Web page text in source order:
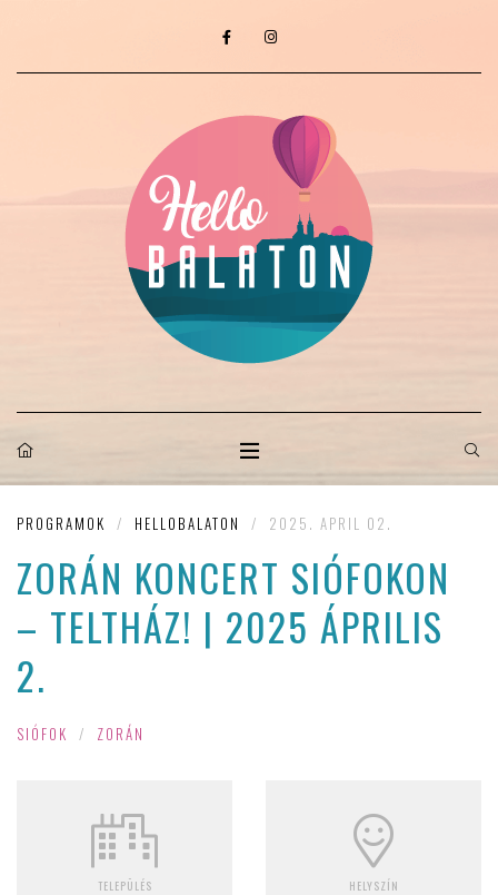
PROGRAMOK / HELLOBALATON / 2025. APRIL 02.
ZORÁN KONCERT SIÓFOKON
– TELTHÁZ! | 2025 ÁPRILIS
2.
SIÓFOK / ZORÁN
TELEPÜLÉS HELYSZÍN